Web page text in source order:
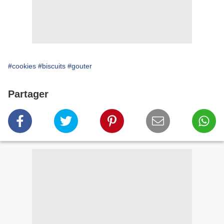
#cookies #biscuits #gouter
Partager